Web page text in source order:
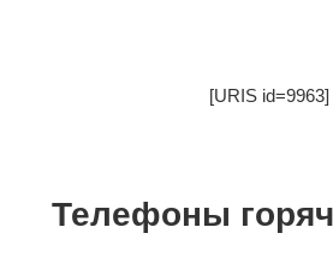
[URIS id=9963]
Телефоны